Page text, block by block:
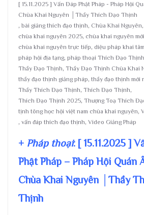
[ 15.11.2025 ] Vấn Đáp Phật Pháp - Pháp Hội
Chùa Khai Nguyên │Thầy Thích Đạo Thịnh
, bài giảng thích đạo thịnh, Chùa Khai Nguyên,
chùa khai nguyên 2025, chùa khai nguyên
chùa khai nguyên trực tiếp, diệu pháp khai tâm
pháp hội địa tạng, pháp thoại Thích Đạo Thịnh
Thầy Đạo Thịnh, Thầy Đạo Thịnh Chùa Khai
thầy đạo thịnh giảng pháp, thầy đạo thịnh mới
Thầy Thích Đạo Thịnh, Thích Đạo Thịnh,
Thích Đạo Thịnh 2025, Thượng Toạ Thích
tịnh tông học hội việt nam chùa khai nguyên,
, vấn đáp thích đạo thịnh, Video Giảng Pháp
+ Pháp thoại: [ 15.11.2025 ]
Phật Pháp – Pháp Hội Quán
Chùa Khai Nguyên │Thầy
Thịnh